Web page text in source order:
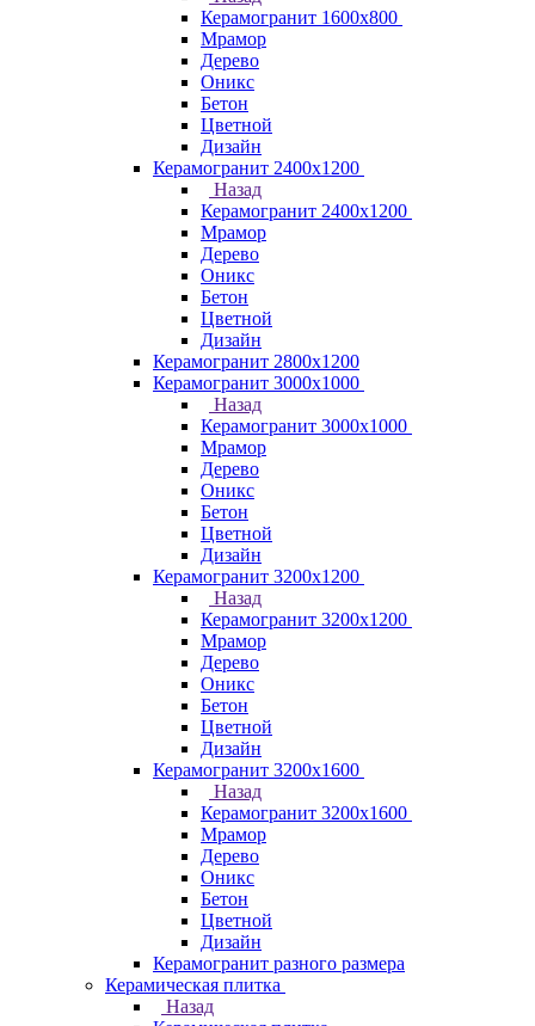
Керамогранит 1600х800
Мрамор
Дерево
Оникс
Бетон
Цветной
Дизайн
Керамогранит 2400х1200
Назад
Керамогранит 2400х1200
Мрамор
Дерево
Оникс
Бетон
Цветной
Дизайн
Керамогранит 2800x1200
Керамогранит 3000х1000
Назад
Керамогранит 3000х1000
Мрамор
Дерево
Оникс
Бетон
Цветной
Дизайн
Керамогранит 3200х1200
Назад
Керамогранит 3200х1200
Мрамор
Дерево
Оникс
Бетон
Цветной
Дизайн
Керамогранит 3200х1600
Назад
Керамогранит 3200х1600
Мрамор
Дерево
Оникс
Бетон
Цветной
Дизайн
Керамогранит разного размера
Керамическая плитка
Назад